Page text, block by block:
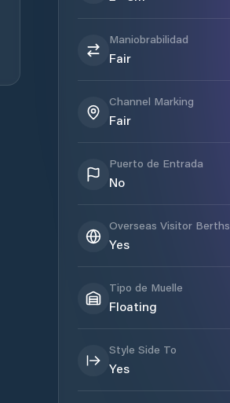
Maniobrabilidad
Fair
Channel Marking
Fair
Puerto de Entrada
No
Overseas Visitor Berths
Yes
Tipo de Muelle
Floating
Style Side To
Yes